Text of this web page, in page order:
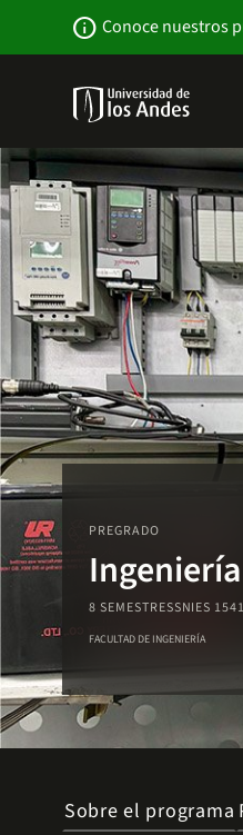
info Conoce nuestros
Sitio
PREGRADO
8 SEMESTRESSNIES 1541
FACULTAD DE INGENIERÍA
Sobre el programa